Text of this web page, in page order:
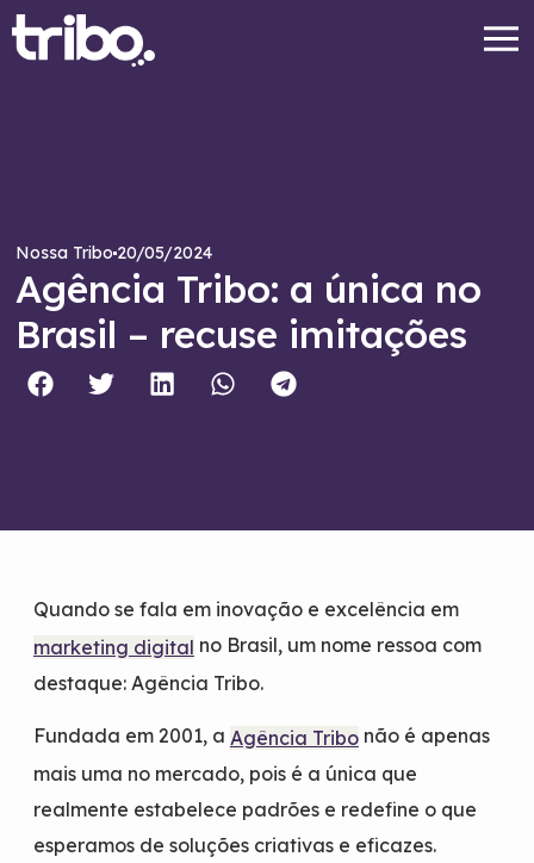
Nossa Tribo20/05/2024
Agência Tribo: a única no
Brasil – recuse imitações
Quando se fala em inovação e excelência em
marketing digital no Brasil, um nome ressoa com
destaque: Agência Tribo.
Fundada em 2001, a Agência Tribonão é apenas
mais uma no mercado, pois é a única que
realmente estabelece padrões e redefine o que
esperamos de soluções criativas e eficazes.